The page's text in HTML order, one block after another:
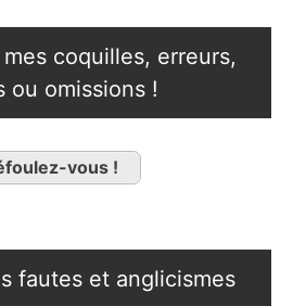
coquilles, erreurs,
ou omissions !
vous !
fautes et anglicismes